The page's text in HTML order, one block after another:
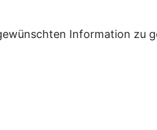
Information zu